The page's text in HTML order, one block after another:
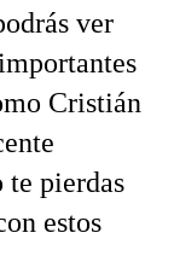
ver
Cristián
te pierdas
estos